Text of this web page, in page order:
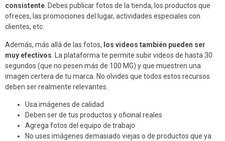
consistente. Debes publicar fotos de la tienda, los productos que
ofreces, las promociones del lugar, actividades especiales con
clientes, etc.
Además, más allá de las fotos, los videos también pueden ser
muy efectivos . La plataforma te permite subir videos de hasta 30
segundos (que no pesen más de 100 MG) y que muestren una
imagen certera de tu marca. No olvides que todos estos recursos
deben ser realmente relevantes.
Usa imágenes de calidad
Deben ser de tus productos y oficinal reales
Agrega fotos del equipo de trabajo
No uses imágenes demasiado viejas o de productos que ya